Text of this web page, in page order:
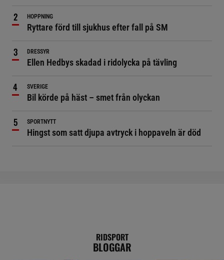
HOPPNING
Ryttare förd till sjukhus efter fall på SM
DRESSYR
Ellen Hedbys skadad i ridolycka på tävling
SVERIGE
Bil körde på häst – smet från olyckan
SPORTNYTT
Hingst som satt djupa avtryck i hoppaveln är död
RIDSPORT
BLOGGAR